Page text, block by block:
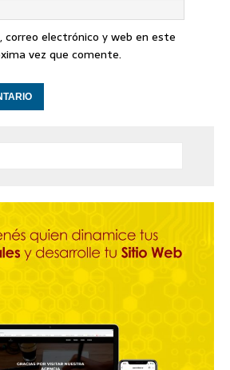
correo electrónico y web en este
vez que comente.